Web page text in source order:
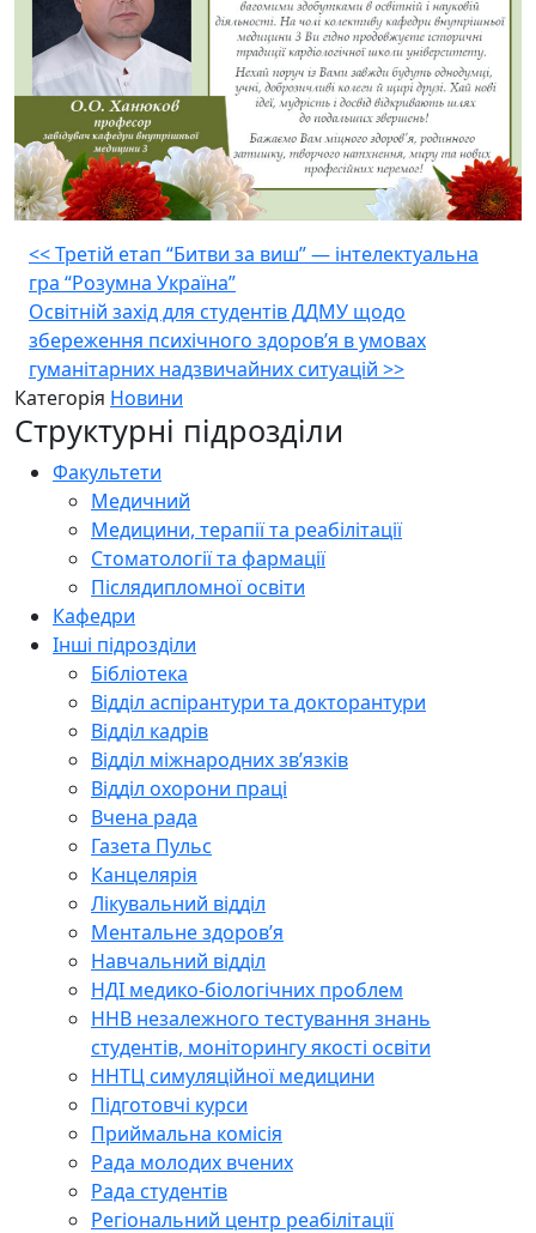
Навігація
записів
<<Третій етап “Битви за виш” — інтелектуальна
гра “Розумна Україна”
Освітній захід для студентів ДДМУ щодо
збереження психічного здоров’я в умовах
гуманітарних надзвичайних ситуацій >>
Категорія Новини
Структурні підрозділи
Факультети
Медичний
Медицини, терапії та реабілітації
Стоматології та фармації
Післядипломної освіти
Кафедри
Інші підрозділи
Бібліотека
Відділ аспірантури та докторантури
Відділ кадрів
Відділ міжнародних зв’язків
Відділ охорони праці
Вчена рада
Газета Пульс
Канцелярія
Лікувальний відділ
Ментальне здоров’я
Навчальний відділ
НДІ медико-біологічних проблем
ННВ незалежного тестування знань
студентів, моніторингу якості освіти
ННТЦ симуляційної медицини
Підготовчі курси
Приймальна комісія
Рада молодих вчених
Рада студентів
Регіональний центр реабілітації